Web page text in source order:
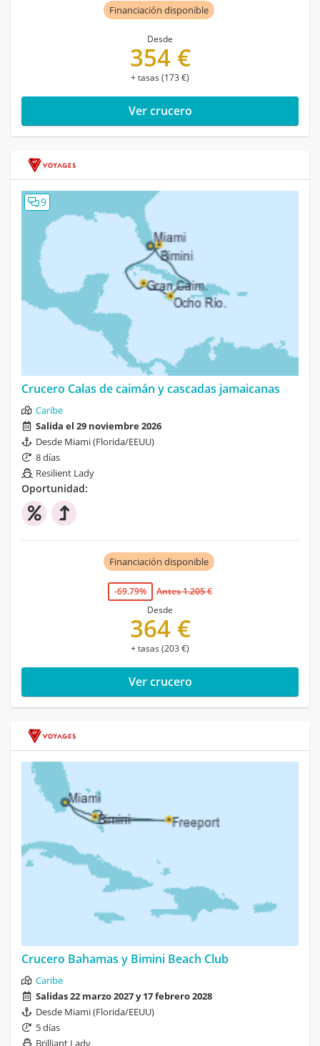
Financiación disponible
Desde
354 €
+ tasas (173 €)
Ver crucero
9
Crucero Calas de caimán y cascadas jamaicanas
Caribe
Salida el 29 noviembre 2026
Desde Miami (Florida/EEUU)
8 días
Resilient Lady
Oportunidad:
Financiación disponible
-69.79%
Antes 1.205 €
Desde
364 €
+ tasas (203 €)
Ver crucero
Crucero Bahamas y Bimini Beach Club
Caribe
Salidas 22 marzo 2027 y 17 febrero 2028
Desde Miami (Florida/EEUU)
5 días
Brilliant Lady